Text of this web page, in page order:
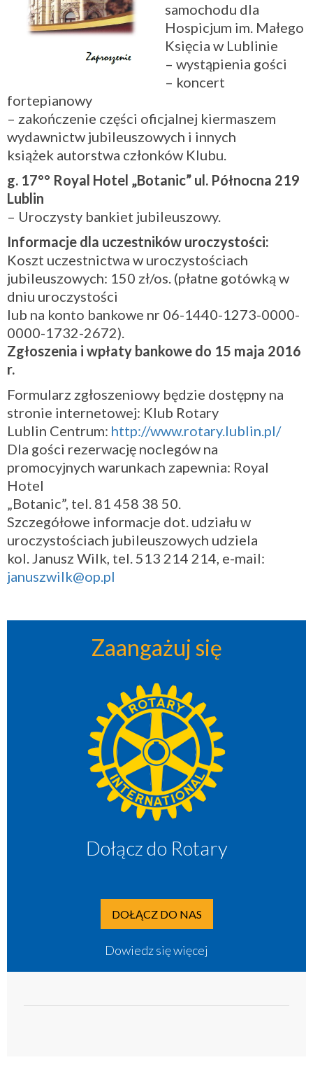
samochodu dla
Hospicjum im. Małego
Księcia w Lublinie
– wystąpienia gości
– koncert
fortepianowy
– zakończenie części oficjalnej kiermaszem
wydawnictw jubileuszowych i innych
książek autorstwa członków Klubu.
g. 17°° Royal Hotel „Botanic” ul. Północna 219
Lublin
– Uroczysty bankiet jubileuszowy.
Informacje dla uczestników uroczystości:
Koszt uczestnictwa w uroczystościach
jubileuszowych: 150 zł/os. (płatne gotówką w
dniu uroczystości
lub na konto bankowe nr 06-1440-1273-0000-
0000-1732-2672).
Zgłoszenia i wpłaty bankowe do 15 maja 2016
r.
Formularz zgłoszeniowy będzie dostępny na
stronie internetowej: Klub Rotary
Lublin Centrum: http://www.rotary.lublin.pl/
Dla gości rezerwację noclegów na
promocyjnych warunkach zapewnia: Royal
Hotel
„Botanic”, tel. 81 458 38 50.
Szczegółowe informacje dot. udziału w
uroczystościach jubileuszowych udziela
kol. Janusz Wilk, tel. 513 214 214, e-mail:
januszwilk@op.pl
Zaangażuj się
Dołącz do Rotary
DOŁĄCZ DO NAS
Dowiedz się więcej